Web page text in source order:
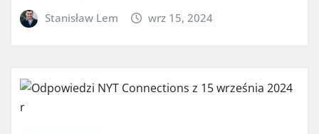
Stanisław Lem wrz 15, 2024